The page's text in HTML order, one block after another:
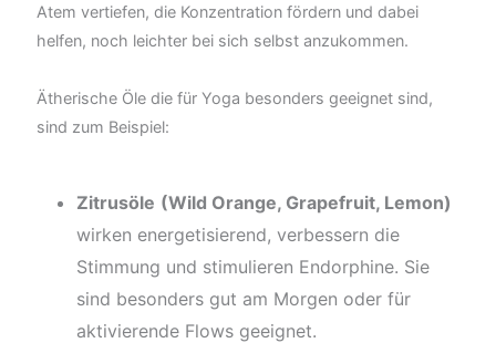
Atem vertiefen, die Konzentration fördern und dabei
helfen, noch leichter bei sich selbst anzukommen.
Ätherische Öle die für Yoga besonders geeignet sind,
sind zum Beispiel:
Zitrusöle (Wild Orange, Grapefruit, Lemon)
wirken energetisierend, verbessern die
Stimmung und stimulieren Endorphine. Sie
sind besonders gut am Morgen oder für
aktivierende Flows geeignet.